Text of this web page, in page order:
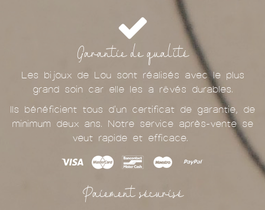
Garantie de qualité
Les bijoux de Lou sont réalisés avec le plus
grand soin car elle les a rêvés durables.
Ils bénéficient tous d'un certificat de garantie, de
minimum deux ans. Notre service après-vente se
veut rapide et efficace.
Paiement sécurisé